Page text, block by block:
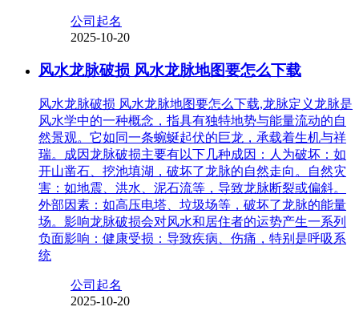
公司起名
2025-10-20
风水龙脉破损 风水龙脉地图要怎么下载
风水龙脉破损 风水龙脉地图要怎么下载,龙脉定义龙脉是
风水学中的一种概念，指具有独特地势与能量流动的自
然景观。它如同一条蜿蜒起伏的巨龙，承载着生机与祥
瑞。成因龙脉破损主要有以下几种成因：人为破坏：如
开山凿石、挖池填湖，破坏了龙脉的自然走向。自然灾
害：如地震、洪水、泥石流等，导致龙脉断裂或偏斜。
外部因素：如高压电塔、垃圾场等，破坏了龙脉的能量
场。影响龙脉破损会对风水和居住者的运势产生一系列
负面影响：健康受损：导致疾病、伤痛，特别是呼吸系
统
公司起名
2025-10-20